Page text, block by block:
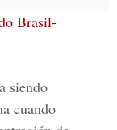
Brasil-
siendo
cuando